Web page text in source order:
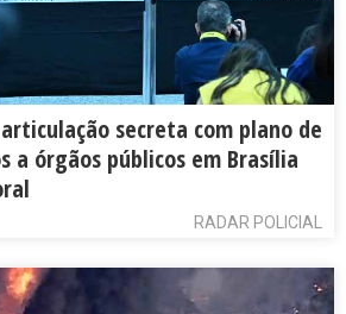
secreta com plano de
a órgãos públicos em Brasília
RADAR POLICIAL